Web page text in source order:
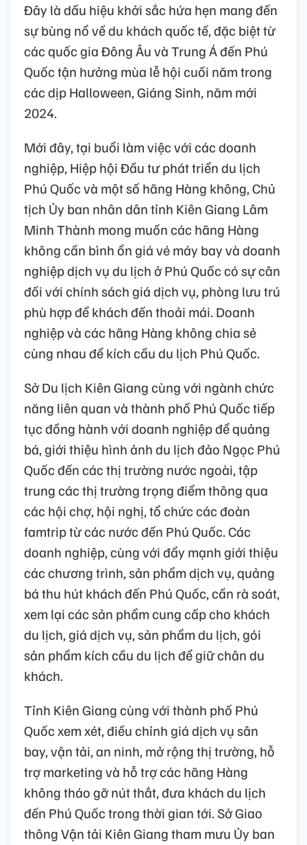
Đây là dấu hiệu khởi sắc hứa hẹn mang đến
sự bùng nổ về du khách quốc tế, đặc biệt từ
các quốc gia Đông Âu và Trung Á đến Phú
Quốc tận hưởng mùa lễ hội cuối năm trong
các dịp Halloween, Giáng Sinh, năm mới
2024.
Mới đây, tại buổi làm việc với các doanh
nghiệp, Hiệp hội Đầu tư phát triển du lịch
Phú Quốc và một số hãng Hàng không, Chủ
tịch Ủy ban nhân dân tỉnh Kiên Giang Lâm
Minh Thành mong muốn các hãng Hàng
không cần bình ổn giá vé máy bay và doanh
nghiệp dịch vụ du lịch ở Phú Quốc có sự cân
đối với chính sách giá dịch vụ, phòng lưu trú
phù hợp để khách đến thoải mái. Doanh
nghiệp và các hãng Hàng không chia sẻ
cùng nhau để kích cầu du lịch Phú Quốc.
Sở Du lịch Kiên Giang cùng với ngành chức
năng liên quan và thành phố Phú Quốc tiếp
tục đồng hành với doanh nghiệp để quảng
bá, giới thiệu hình ảnh du lịch đảo Ngọc Phú
Quốc đến các thị trường nước ngoài, tập
trung các thị trường trọng điểm thông qua
các hội chợ, hội nghị, tổ chức các đoàn
famtrip từ các nước đến Phú Quốc. Các
doanh nghiệp, cùng với đẩy mạnh giới thiệu
các chương trình, sản phẩm dịch vụ, quảng
bá thu hút khách đến Phú Quốc, cần rà soát,
xem lại các sản phẩm cung cấp cho khách
du lịch, giá dịch vụ, sản phẩm du lịch, gói
sản phẩm kích cầu du lịch để giữ chân du
khách.
Tỉnh Kiên Giang cùng với thành phố Phú
Quốc xem xét, điều chỉnh giá dịch vụ sân
bay, vận tải, an ninh, mở rộng thị trường, hỗ
trợ marketing và hỗ trợ các hãng Hàng
không tháo gỡ nút thắt, đưa khách du lịch
đến Phú Quốc trong thời gian tới. Sở Giao
thông Vận tải Kiên Giang tham mưu Ủy ban